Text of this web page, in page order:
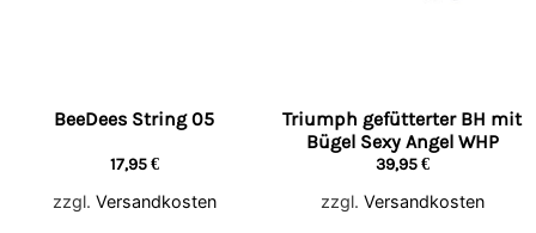
BeeDees String 05
17,95€
zzgl. Versandkosten
Triumph gefütterter BH mit
Bügel Sexy Angel WHP
39,95€
zzgl. Versandkosten